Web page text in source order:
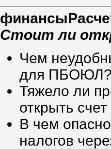
финансы
Стоит ли
Чем
для
Тяжело ли
открыть
В чем
налогов